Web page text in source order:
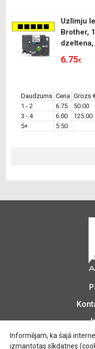
Uzlīmju
Brother,
dzeltena,
6.75€
Daudzums Cena Grozs
1 - 2
6.75 50.00
3 - 4
6.00 125.00
5+
5.50
Informējam, ka šajā
izmantotas sīkdatnes